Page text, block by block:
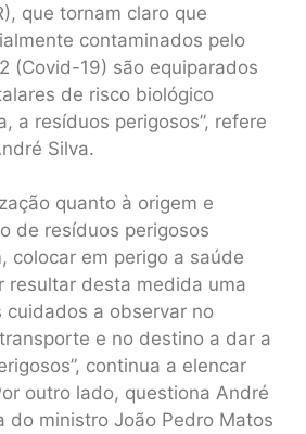
que tornam claro que
contaminados pelo
(Covid-19) são equiparados
de risco biológico
a resíduos perigosos”, refere
Silva.
quanto à origem e
de resíduos perigosos
colocar em perigo a saúde
resultar desta medida uma
cuidados a observar no
e no destino a dar a
continua a elencar
outro lado, questiona André
do ministro João Pedro Matos